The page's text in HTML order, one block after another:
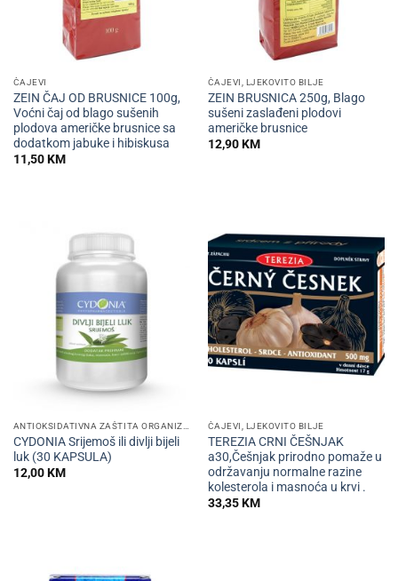
ČAJEVI
ZEIN ČAJ OD BRUSNICE 100g,
Voćni čaj od blago sušenih
plodova američke brusnice sa
dodatkom jabuke i hibiskusa
11,50KM
ČAJEVI, LJEKOVITO BILJE
ZEIN BRUSNICA 250g, Blago
sušeni zaslađeni plodovi
američke brusnice
12,90KM
CYDONIA Srijemoš ili divlji bijeli
luk (30 KAPSULA)
12,00KM
ČAJEVI, LJEKOVITO BILJE
TEREZIA CRNI ČEŠNJAK
a30,Češnjak prirodno pomaže u
održavanju normalne razine
kolesterola i masnoća u krvi .
33,35KM